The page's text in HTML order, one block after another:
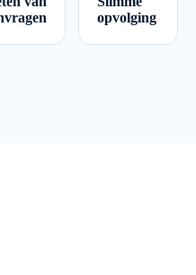
opvolging